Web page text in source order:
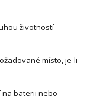
životností
místo, je-li
baterii nebo